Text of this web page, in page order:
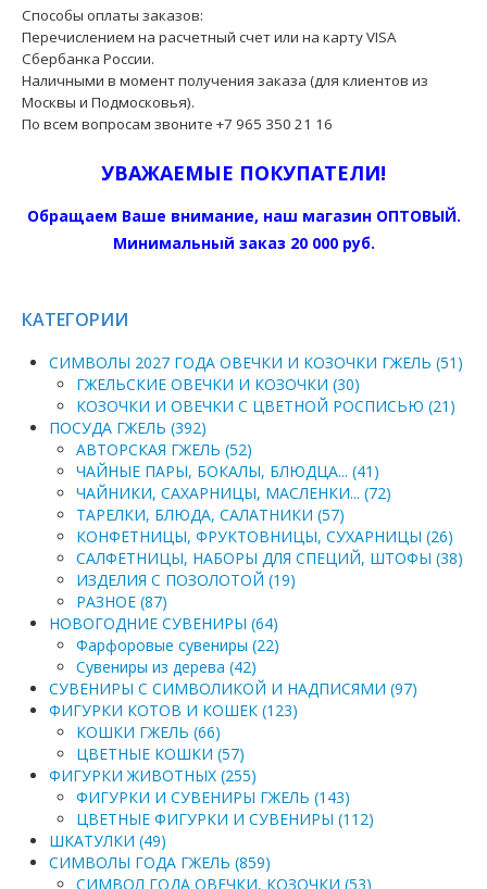
Способы оплаты заказов:
Перечислением на расчетный счет или на карту VISA
Сбербанка России.
Наличными в момент получения заказа (для клиентов из
Москвы и Подмосковья).
По всем вопросам звоните +7 965 350 21 16
УВАЖАЕМЫЕ ПОКУПАТЕЛИ!
Обращаем Ваше внимание, наш магазин ОПТОВЫЙ.
Минимальный заказ 20 000 руб.
КАТЕГОРИИ
СИМВОЛЫ 2027 ГОДА ОВЕЧКИ И КОЗОЧКИ ГЖЕЛЬ (51)
ГЖЕЛЬСКИЕ ОВЕЧКИ И КОЗОЧКИ (30)
КОЗОЧКИ И ОВЕЧКИ С ЦВЕТНОЙ РОСПИСЬЮ (21)
ПОСУДА ГЖЕЛЬ (392)
АВТОРСКАЯ ГЖЕЛЬ (52)
ЧАЙНЫЕ ПАРЫ, БОКАЛЫ, БЛЮДЦА... (41)
ЧАЙНИКИ, САХАРНИЦЫ, МАСЛЕНКИ... (72)
ТАРЕЛКИ, БЛЮДА, САЛАТНИКИ (57)
КОНФЕТНИЦЫ, ФРУКТОВНИЦЫ, СУХАРНИЦЫ (26)
САЛФЕТНИЦЫ, НАБОРЫ ДЛЯ СПЕЦИЙ, ШТОФЫ (38)
ИЗДЕЛИЯ С ПОЗОЛОТОЙ (19)
РАЗНОЕ (87)
НОВОГОДНИЕ СУВЕНИРЫ (64)
Фарфоровые сувениры (22)
Сувениры из дерева (42)
СУВЕНИРЫ С СИМВОЛИКОЙ И НАДПИСЯМИ (97)
ФИГУРКИ КОТОВ И КОШЕК (123)
КОШКИ ГЖЕЛЬ (66)
ЦВЕТНЫЕ КОШКИ (57)
ФИГУРКИ ЖИВОТНЫХ (255)
ФИГУРКИ И СУВЕНИРЫ ГЖЕЛЬ (143)
ЦВЕТНЫЕ ФИГУРКИ И СУВЕНИРЫ (112)
ШКАТУЛКИ (49)
СИМВОЛЫ ГОДА ГЖЕЛЬ (859)
СИМВОЛ ГОДА ОВЕЧКИ, КОЗОЧКИ (53)